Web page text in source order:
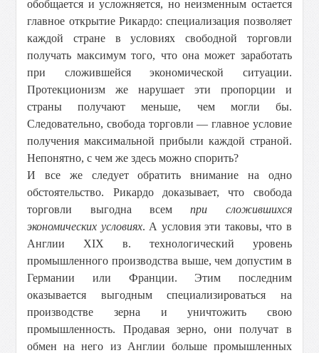
обобщается и усложняется, но неизменным остается
главное открытие Рикардо: специализация позволяет
каждой стране в условиях свободной торговли
получать максимум того, что она может заработать
при сложившейся экономической ситуации.
Протекционизм же нарушает эти пропорции и
страны получают меньше, чем могли бы.
Следовательно, свобода торговли — главное условие
получения максимальной прибыли каждой страной.
Непонятно, с чем же здесь можно спорить?
И все же следует обратить внимание на одно
обстоятельство. Рикардо доказывает, что свобода
торговли выгодна всемпри сложившихся
экономических условиях. А условия эти таковы, что в
Англии XIX в. технологический уровень
промышленного производства выше, чем допустим в
Германии или Франции. Этим последним
оказывается выгодным специализироваться на
производстве зерна и уничтожить свою
промышленность. Продавая зерно, они получат в
обмен на него из Англии больше промышленных